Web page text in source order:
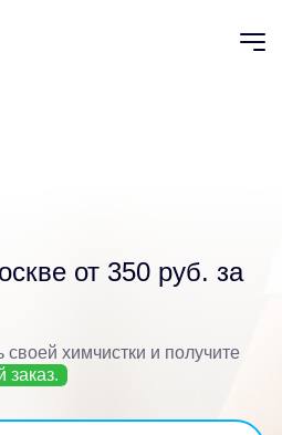
от 350 руб. за
своей химчистки и получите
заказ.